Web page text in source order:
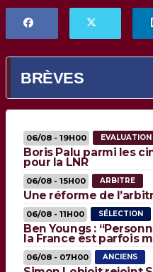
BRÈVES
06/08 - 19H00 EVALUATION
Boris Palu parmi les
pour la LNR
06/08 - 15H00 ARBITRE
Une réforme de
06/08 - 11H00 SÉLECTION
Ben Youngs :
la France est parfois
06/08 - 07H00 ANCIENS